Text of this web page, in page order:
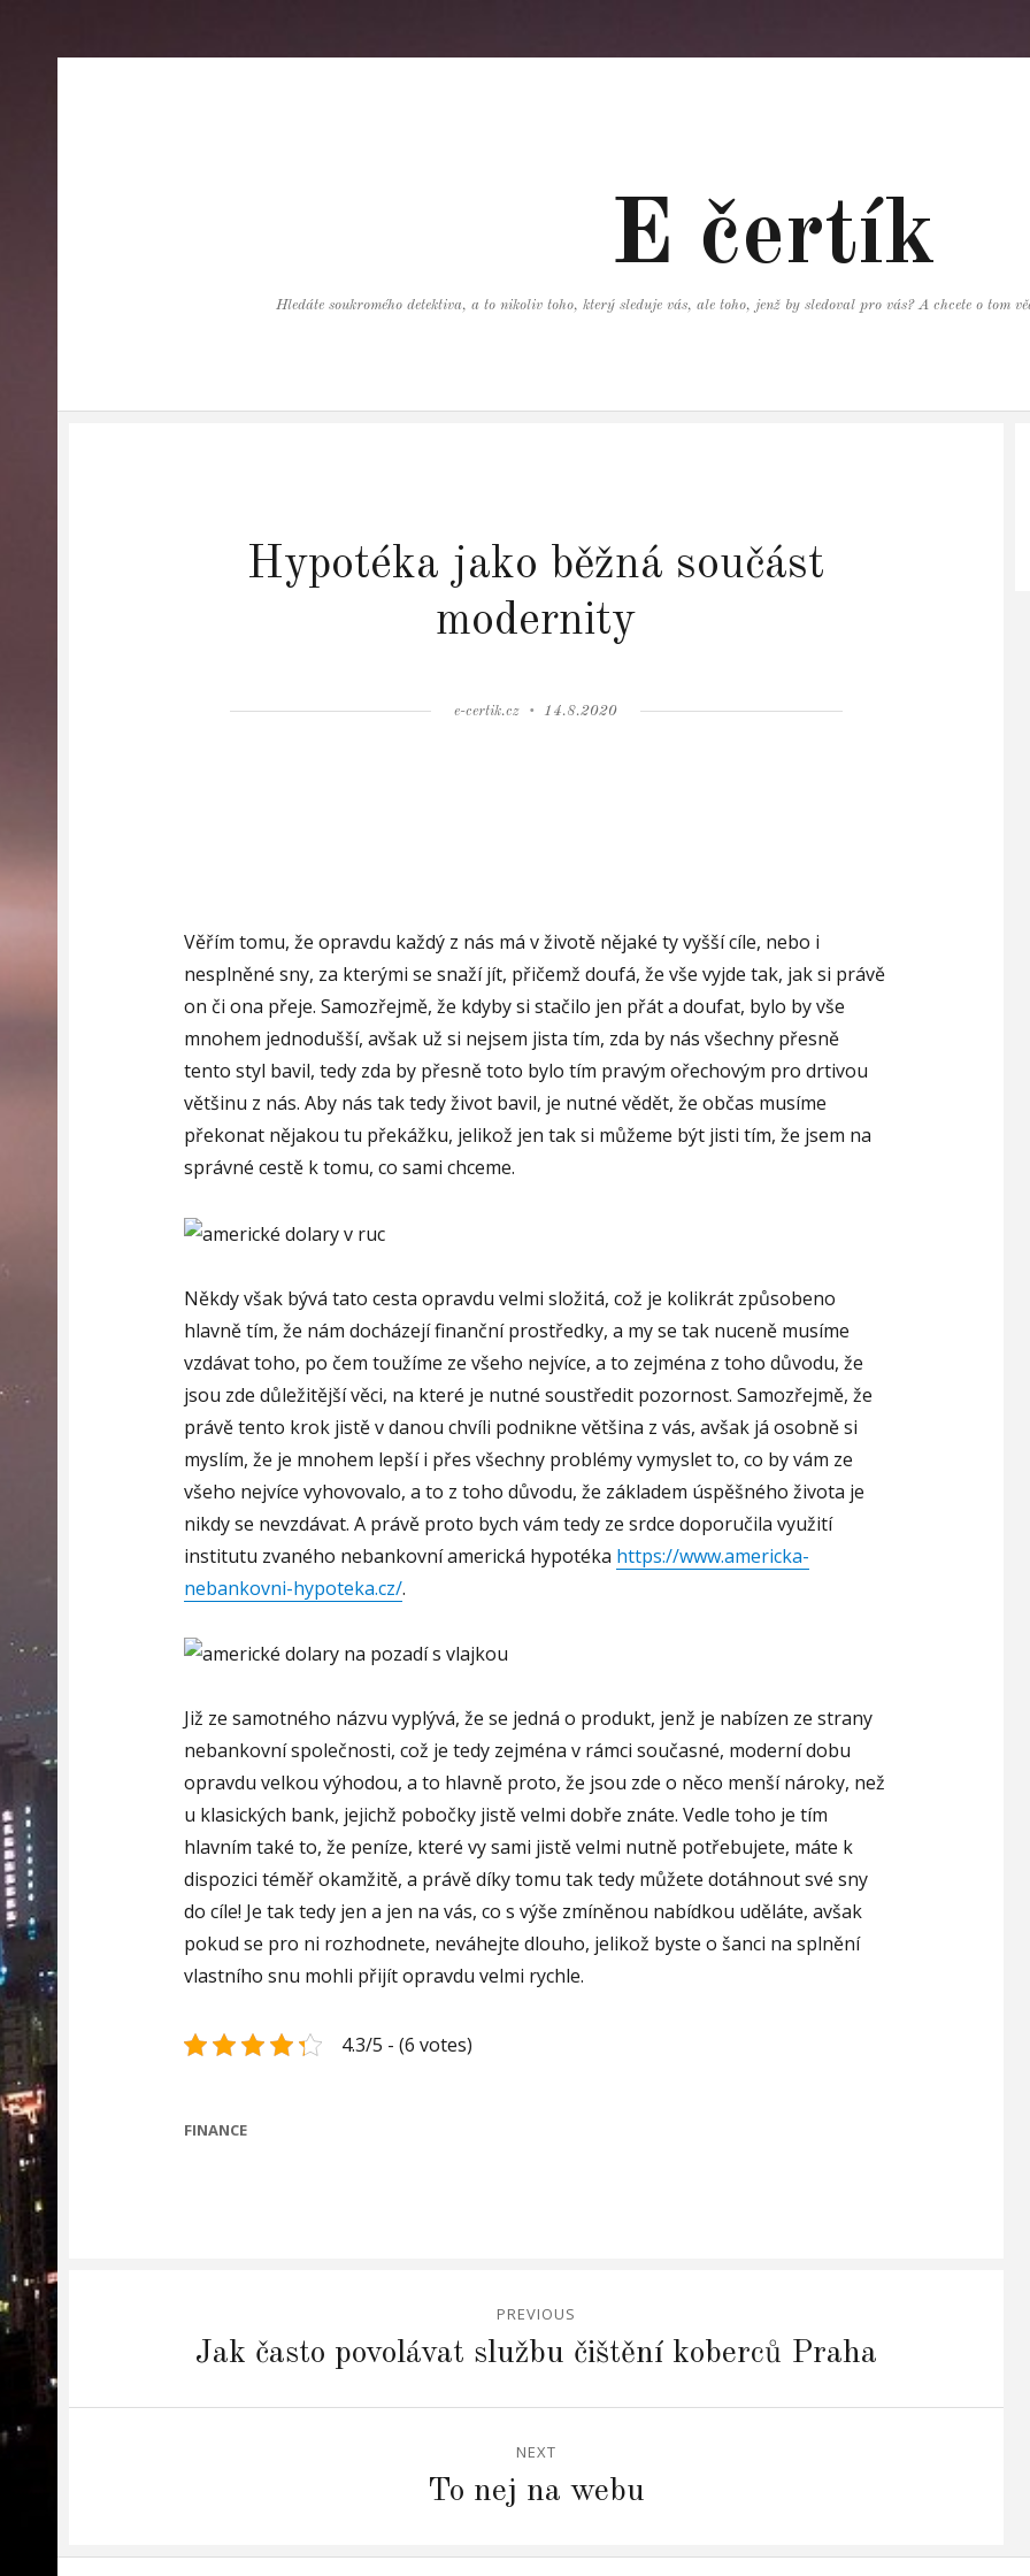
E čertík
Hledáte soukromého detektiva, a to nikoliv toho, který sleduje vás, ale toho, jenž by sledoval pro vás? A chcete o tom
Hypotéka jako běžná součást
modernity
Author
e-certik.cz
Posted
14.8.2020
Věřím tomu, že opravdu každý z nás má v životě nějaké ty vyšší cíle, nebo i
nesplněné sny, za kterými se snaží jít, přičemž doufá, že vše vyjde tak, jak si právě
on či ona přeje. Samozřejmě, že kdyby si stačilo jen přát a doufat, bylo by vše
mnohem jednodušší, avšak už si nejsem jista tím, zda by nás všechny přesně
tento styl bavil, tedy zda by přesně toto bylo tím pravým ořechovým pro drtivou
většinu z nás. Aby nás tak tedy život bavil, je nutné vědět, že občas musíme
překonat nějakou tu překážku, jelikož jen tak si můžeme být jisti tím, že jsem na
správné cestě k tomu, co sami chceme.
Někdy však bývá tato cesta opravdu velmi složitá, což je kolikrát způsobeno
hlavně tím, že nám docházejí finanční prostředky, a my se tak nuceně musíme
vzdávat toho, po čem toužíme ze všeho nejvíce, a to zejména z toho důvodu, že
jsou zde důležitější věci, na které je nutné soustředit pozornost. Samozřejmě, že
právě tento krok jistě v danou chvíli podnikne většina z vás, avšak já osobně si
myslím, že je mnohem lepší i přes všechny problémy vymyslet to, co by vám ze
všeho nejvíce vyhovovalo, a to z toho důvodu, že základem úspěšného života je
nikdy se nevzdávat. A právě proto bych vám tedy ze srdce doporučila využití
institutu zvaného nebankovní americká hypotéka https://www.americka-
nebankovni-hypoteka.cz/.
Již ze samotného názvu vyplývá, že se jedná o produkt, jenž je nabízen ze strany
nebankovní společnosti, což je tedy zejména v rámci současné, moderní dobu
opravdu velkou výhodou, a to hlavně proto, že jsou zde o něco menší nároky, než
u klasických bank, jejichž pobočky jistě velmi dobře znáte. Vedle toho je tím
hlavním také to, že peníze, které vy sami jistě velmi nutně potřebujete, máte k
dispozici téměř okamžitě, a právě díky tomu tak tedy můžete dotáhnout své sny
do cíle! Je tak tedy jen a jen na vás, co s výše zmíněnou nabídkou uděláte, avšak
pokud se pro ni rozhodnete, neváhejte dlouho, jelikož byste o šanci na splnění
vlastního snu mohli přijít opravdu velmi rychle.
4.3/5 - (6 votes)
CATEGORIES
FINANCE
PREVIOUS
Jak často povolávat službu čištění koberců Praha
NEXT
To nej na webu